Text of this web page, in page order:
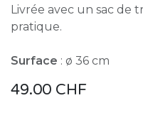
Livrée avec un sac de
pratique.
Surface : ø 36 cm
49.00 CHF